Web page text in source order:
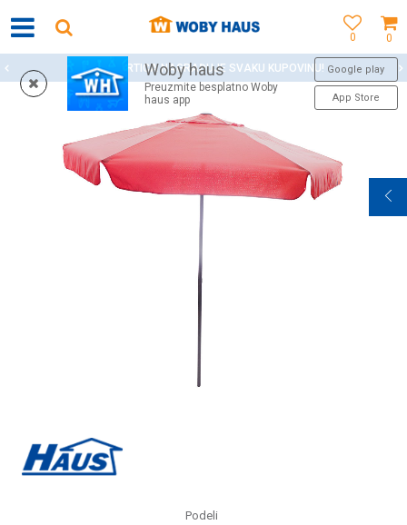
0
0
Woby haus
Preuzmite besplatno Woby
haus app
Google play
App Store
WOBY KARTICA NAGRAĐUJE SVAKU KUPOVINU!
Podeli